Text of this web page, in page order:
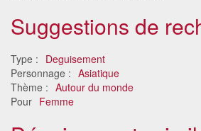
Suggestions de
Type : Deguisement
Personnage : Asiatique
Thème : Autour du monde
Pour Femme